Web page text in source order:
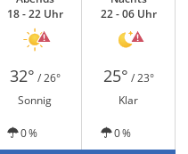
18 - 22 Uhr
22 - 06 Uhr
32° / 26° 25° / 23°
Sonnig Klar
0 % 0 %